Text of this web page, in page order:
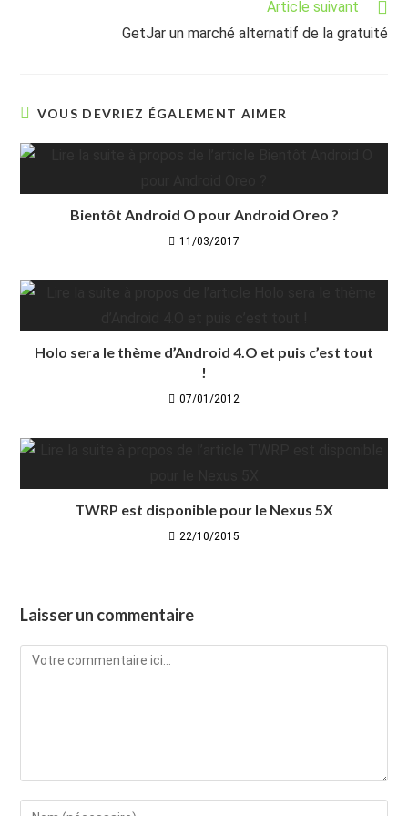
Article suivant
GetJar un marché alternatif de la gratuité
VOUS DEVRIEZ ÉGALEMENT AIMER
Bientôt Android O pour Android Oreo ?
11/03/2017
Holo sera le thème d’Android 4.O et puis c’est tout
!
07/01/2012
TWRP est disponible pour le Nexus 5X
22/10/2015
Laisser un commentaire
Comment
Enter